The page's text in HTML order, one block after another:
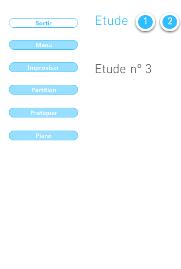
Menu
Improviser
Partition
Pratiquer
Piano
Sortir
Etude nº 3
Etude 1 2